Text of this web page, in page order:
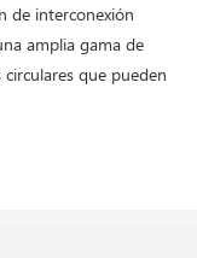
de interconexión
amplia gama de
que pueden